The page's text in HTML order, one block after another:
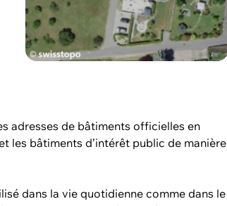
adresses de bâtiments officielles en
les bâtiments d’intérêt public de manière
dans la vie quotidienne comme dans le